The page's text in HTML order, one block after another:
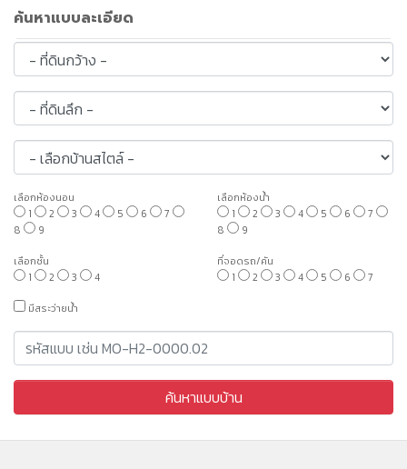
ค้นหาแบบละเอียด
เลือกห้องนอน
1
2 3 4 5 6
7
8
9
เลือกห้องน้ำ
1
2 3 4 5 6
7
8
9
เลือกชั้น
1
2 3 4
ที่จอดรถ/คัน
1
2 3 4 5 6 7
มีสระว่ายน้ำ